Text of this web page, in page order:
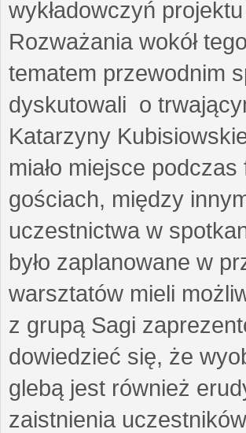
wykładowczyń
Rozważania wokół
tematem przewodnim
dyskutowali o
Katarzyny
miało miejsce
gościach, między
uczestnictwa w
było zaplanowane w
warsztatów mieli
z grupą Sagi
dowiedzieć się, że
glebą jest również
zaistnienia